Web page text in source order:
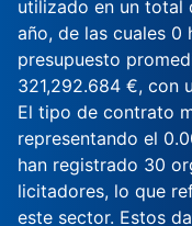
utilizado en un total
año, de las cuales 0
presupuesto
321,292.684 €, con
El tipo de contrato
representando el
han registrado 30
licitadores, lo que
este sector. Estos